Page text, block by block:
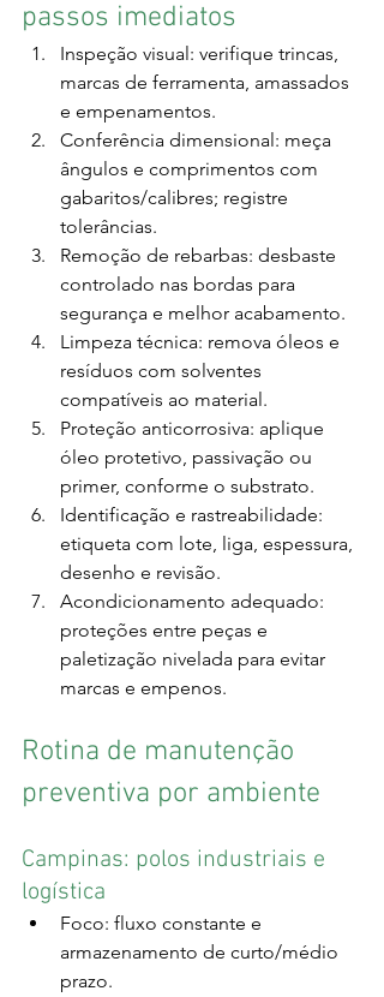
passos imediatos
Inspeção visual: verifique trincas,
marcas de ferramenta, amassados
e empenamentos.
Conferência dimensional: meça
ângulos e comprimentos com
gabaritos/calibres; registre
tolerâncias.
Remoção de rebarbas: desbaste
controlado nas bordas para
segurança e melhor acabamento.
Limpeza técnica: remova óleos e
resíduos com solventes
compatíveis ao material.
Proteção anticorrosiva: aplique
óleo protetivo, passivação ou
primer, conforme o substrato.
Identificação e rastreabilidade:
etiqueta com lote, liga, espessura,
desenho e revisão.
Acondicionamento adequado:
proteções entre peças e
paletização nivelada para evitar
marcas e empenos.
Rotina de manutenção
preventiva por ambiente
Campinas: polos industriais e
logística
Foco: fluxo constante e
armazenamento de curto/médio
prazo.